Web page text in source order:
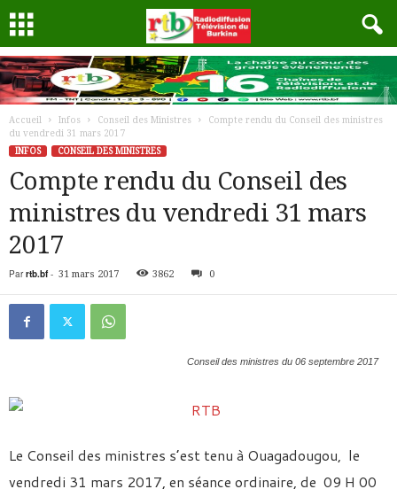
Accueil Infos Conseil des Ministres
Compte rendu du Conseil des ministres
du vendredi 31 mars 2017
INFOS
CONSEIL DES MINISTRES
Compte rendu du Conseil des
ministres du vendredi 31 mars
2017
Par rtb.bf- 31 mars 2017 3862 0
Conseil des ministres du 06 septembre 2017
Le Conseil des ministres s’est tenu à Ouagadougou, le
vendredi 31 mars 2017, en séance ordinaire, de 09 H 00